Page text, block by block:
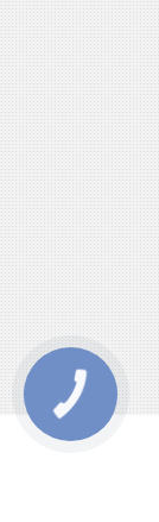
КНОПКА
ЗВ'ЯЗКУ